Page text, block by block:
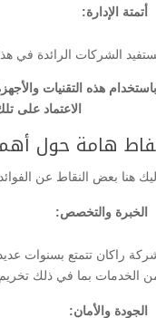
أتمتة الإدارة:
الشركات الرائدة في
باستخدام هذه التقنيات
الاعتماد على
هامة حول
هنا بعض النقاط عن
الخبرة والتخصص:
راكان تتمتع بسنوات
الخدمات بما في ذلك تخريم
الجودة والأمان: